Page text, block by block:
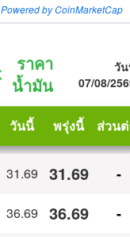
Powered by CoinMarketCap